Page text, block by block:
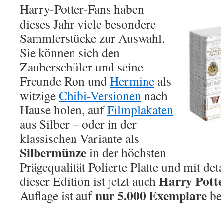
Harry-Potter-Fans haben
dieses Jahr viele besondere
Sammlerstücke zur Auswahl.
Sie können sich den
Zauberschüler und seine
Freunde Ron undHermine als
witzigeChibi-Versionennach
Hause holen, aufFilmplakaten
aus Silber – oder in der
klassischen Variante als
Silbermünzein der höchsten
Prägequalität Polierte Platte und mit
dieser Edition ist jetzt auchHarry
Auflage ist aufnur 5.000 Exemplare